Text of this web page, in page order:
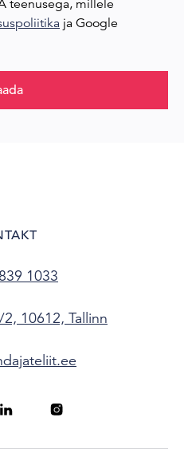
teenusega, millele
ja Google
1033
10612, Tallinn